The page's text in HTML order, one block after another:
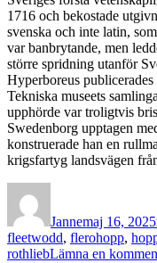
1716 och bekostade
svenska och inte latin,
var banbrytande, men
större spridning utanför
Hyperboreus
Tekniska museets
upphörde var troligtvis
Swedenborg upptagen
konstruerade han en
krigsfartyg landsvägen
Jannemaj 16, 2025
fleetwodd, flerohopp,
rothliebLämna en